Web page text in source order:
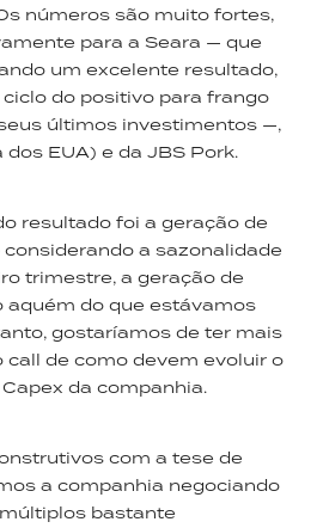
números são muito fortes,
para a Seara — que
um excelente resultado,
do positivo para frango
últimos investimentos —,
dos EUA) e da JBS Pork.
resultado foi a geração de
a sazonalidade
trimestre, a geração de
aquém do que estávamos
gostaríamos de ter mais
call de como devem evoluir o
da companhia.
com a tese de
a companhia negociando
bastante